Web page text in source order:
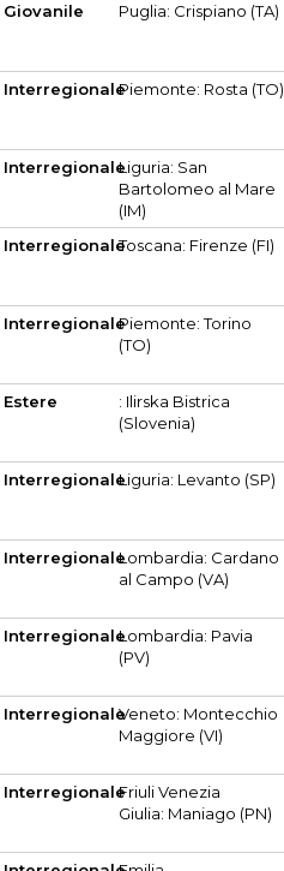
Giovanile Puglia: Crispiano (TA)
InterregionalePiemonte: Rosta (TO)
InterregionaleLiguria: San
Bartolomeo al Mare
(IM)
InterregionaleToscana: Firenze (FI)
InterregionalePiemonte: Torino
(TO)
Estere
: Ilirska Bistrica
(Slovenia)
InterregionaleLiguria: Levanto (SP)
InterregionaleLombardia: Cardano
al Campo (VA)
InterregionaleLombardia: Pavia
(PV)
InterregionaleVeneto: Montecchio
Maggiore (VI)
InterregionaleFriuli Venezia
Giulia: Maniago (PN)